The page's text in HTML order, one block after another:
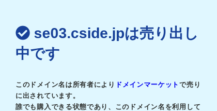
se03.cside.jpは売り出し
中です
このドメイン名は所有者により ドメインマーケットで売り
に出されています。
誰でも購入できる状態であり、このドメイン名を利用して